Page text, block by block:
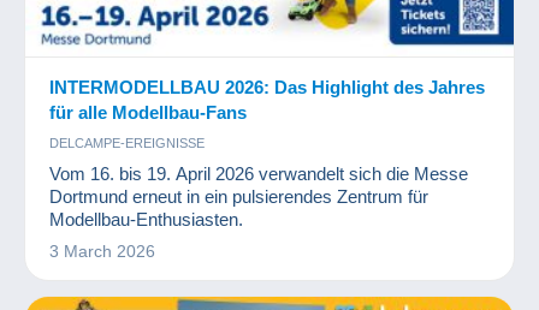
INTERMODELLBAU 2026: Das Highlight des Jahres
für alle Modellbau-Fans
DELCAMPE-EREIGNISSE
Vom 16. bis 19. April 2026 verwandelt sich die Messe
Dortmund erneut in ein pulsierendes Zentrum für
Modellbau-Enthusiasten.
3 March 2026